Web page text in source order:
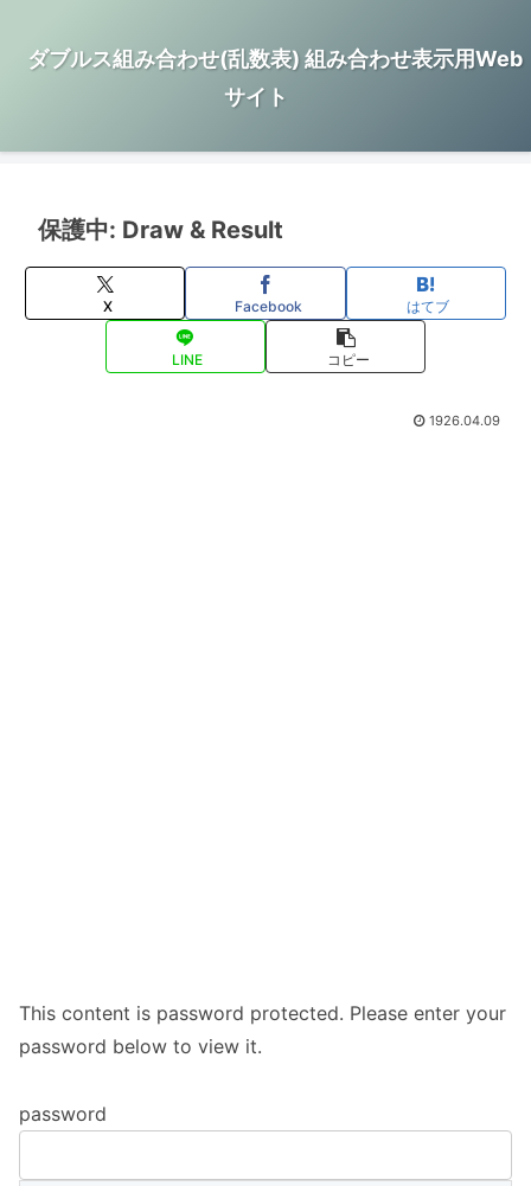
ダブルス組み合わせ(乱数表) 組み合わせ表示用Web
サイト
保護中: Draw & Result
X Facebook はてブ
LINE コピー
1926.04.09
This content is password protected. Please enter your
password below to view it.
password